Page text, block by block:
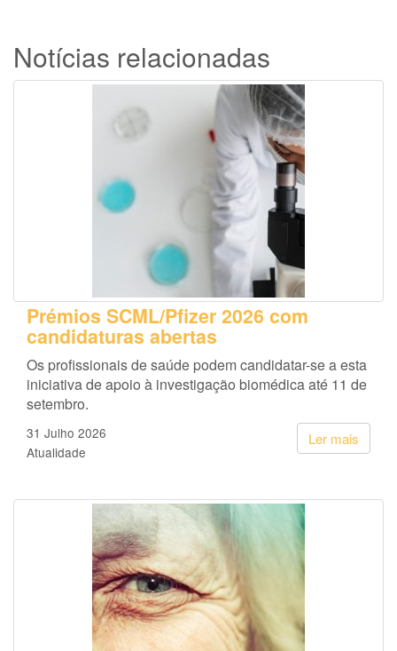
Notícias relacionadas
Prémios SCML/Pfizer 2026 com
candidaturas abertas
Os profissionais de saúde podem candidatar-se a esta
iniciativa de apoio à investigação biomédica até 11 de
setembro.
Ler mais
31 Julho 2026
Atualidade